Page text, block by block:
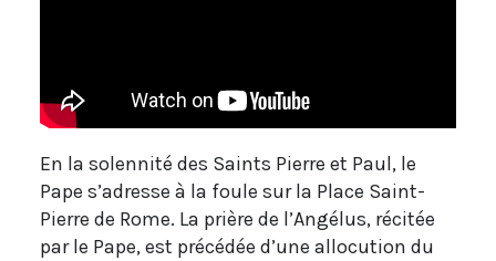
En la solennité des Saints Pierre et Paul, le
Pape s’adresse à la foule sur la Place Saint-
Pierre de Rome. La prière de l’Angélus, récitée
par le Pape, est précédée d’une allocution du